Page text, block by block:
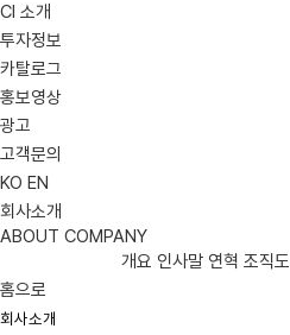
CI 소개
투자정보
카탈로그
홍보영상
광고
고객문의
KO EN
회사소개
ABOUT COMPANY
개요 인사말 연혁 조직도
홈으로
회사소개